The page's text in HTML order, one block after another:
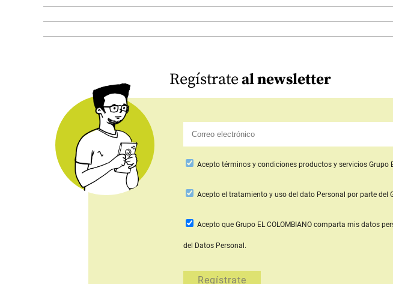
Regístrateal newsletter
Acepto términos y condiciones productos y servicios Grupo
Aceptoel tratamiento y uso del dato Personal por parte del
Acepto que Grupo EL COLOMBIANO comparta mis datos
del Datos Personal.